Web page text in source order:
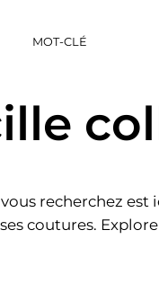
MOT-CLÉ
recherchez est
coutures.